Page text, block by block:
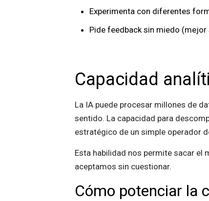
Experimenta con diferentes
Pide feedback sin miedo
Capacidad
La IA puede procesar millones de
sentido. La capacidad para
estratégico de un simple operador
Esta habilidad nos permite sacar el
aceptamos sin cuestionar.
Cómo potenciar la